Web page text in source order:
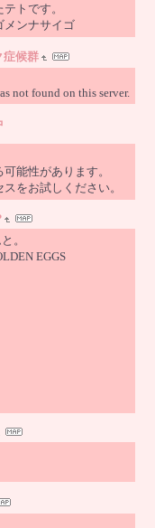
トです。
メンナサイゴ
症候群
not found on this server.
激安中
能性があります。
をお試しください。
。
EGGS